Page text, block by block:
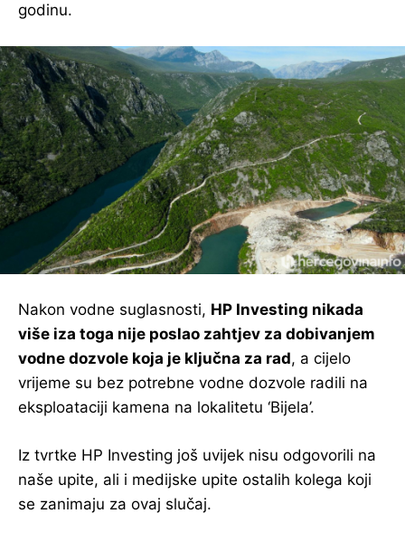
godinu.
Nakon vodne suglasnosti, HP Investing nikada
više iza toga nije poslao zahtjev za dobivanjem
vodne dozvole koja je ključna za rad, a cijelo
vrijeme su bez potrebne vodne dozvole radili na
eksploataciji kamena na lokalitetu ‘Bijela’.
Iz tvrtke HP Investing još uvijek nisu odgovorili na
naše upite, ali i medijske upite ostalih kolega koji
se zanimaju za ovaj slučaj.